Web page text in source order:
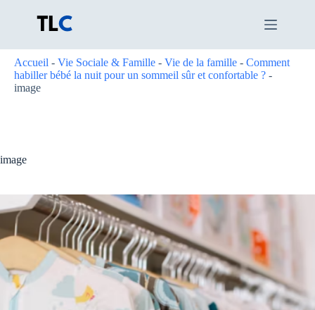
Accueil - Vie Sociale & Famille - Vie de la famille - Comment
habiller bébé la nuit pour un sommeil sûr et confortable ? -
image
image